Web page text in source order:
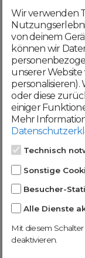
Mit
dass
Nutze
Wir verwenden
von deinem
können wir
unserer Website
oder diese
einiger
Mehr
Technisch
Sonstige
Besucher-
Alle Dienste
Mit diesem
deaktivieren.